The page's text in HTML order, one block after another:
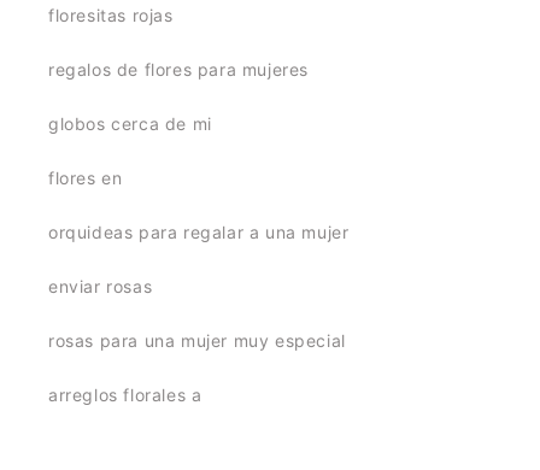
floresitas rojas
regalos de flores para mujeres
globos cerca de mi
flores en
orquideas para regalar a una mujer
enviar rosas
rosas para una mujer muy especial
arreglos florales a